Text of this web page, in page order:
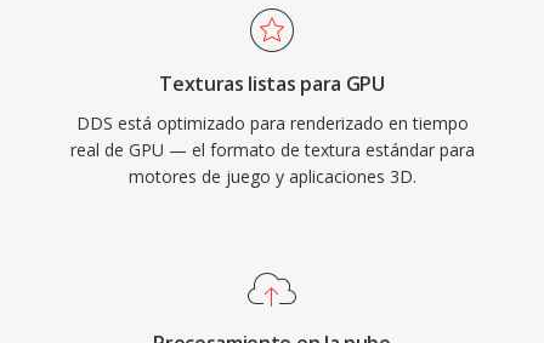
Texturas listas para GPU
DDS está optimizado para renderizado en tiempo
real de GPU — el formato de textura estándar para
motores de juego y aplicaciones 3D.